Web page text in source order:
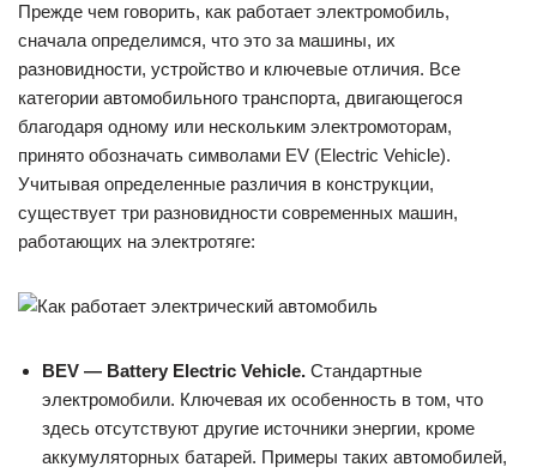
Прежде чем говорить, как работает электромобиль,
сначала определимся, что это за машины, их
разновидности, устройство и ключевые отличия. Все
категории автомобильного транспорта, двигающегося
благодаря одному или нескольким электромоторам,
принято обозначать символами EV (Electric Vehicle).
Учитывая определенные различия в конструкции,
существует три разновидности современных машин,
работающих на электротяге:
BEV — Battery Electric Vehicle. Стандартные
электромобили. Ключевая их особенность в том, что
здесь отсутствуют другие источники энергии, кроме
аккумуляторных батарей. Примеры таких автомобилей,